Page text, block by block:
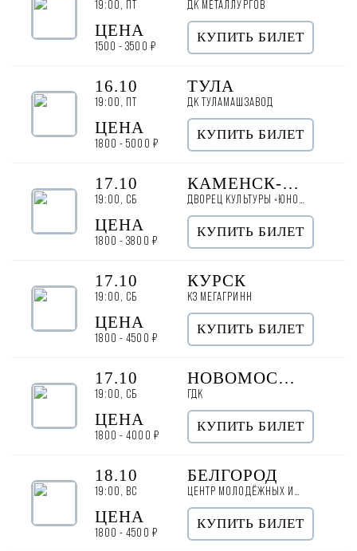
19:00, ПТ ДК МЕТАЛЛУРГОВ
ЦЕНА
1500 - 3500 ₽
КУПИТЬ БИЛЕТ
16.10
19:00, ПТ
ТУЛА
ДК ТУЛАМАШЗАВОД
ЦЕНА
1800 - 5000 ₽
КУПИТЬ БИЛЕТ
17.10
19:00, СБ
КАМЕНСК-УРАЛЬСКИЙ
ДВОРЕЦ КУЛЬТУРЫ «ЮНОСТЬ»
ЦЕНА
1800 - 3800 ₽
КУПИТЬ БИЛЕТ
17.10
19:00, СБ
КУРСК
КЗ МЕГАГРИНН
ЦЕНА
1800 - 4500 ₽
КУПИТЬ БИЛЕТ
17.10
19:00, СБ
НОВОМОСКОВСК
ГДК
ЦЕНА
1800 - 4000 ₽
КУПИТЬ БИЛЕТ
18.10
19:00, ВС
БЕЛГОРОД
ЦЕНТР МОЛОДЁЖНЫХ ИНИЦИАТИВ
ЦЕНА
1800 - 4500 ₽
КУПИТЬ БИЛЕТ